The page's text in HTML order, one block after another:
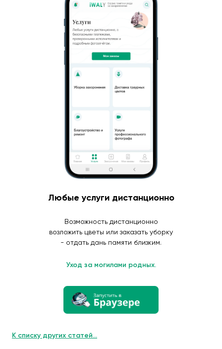
Любые услуги дистанционно
Возможность дистанционно
возложить цветы или заказать уборку
- отдать дань памяти близким.
Уход за могилами родных.
К списку других статей...